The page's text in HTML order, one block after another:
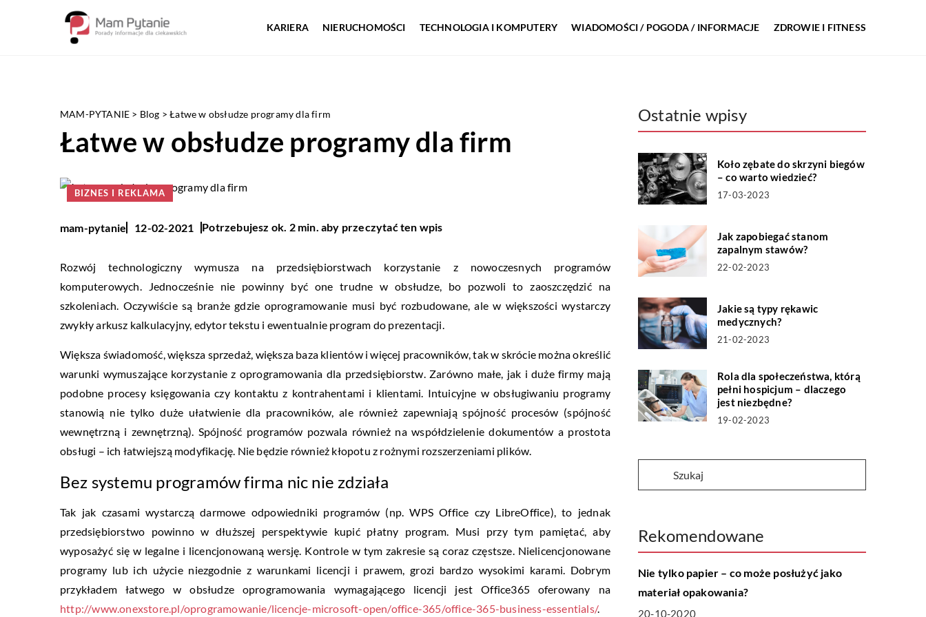
KARIERA NIERUCHOMOŚCI TECHNOLOGIA I KOMPUTERY WIADOMOŚCI / POGODA / INFORMACJE ZDROWIE I FITNESS
MAM-PYTANIE > Blog >Łatwe w obsłudze programy dla firm
Łatwe w obsłudze programy dla firm
BIZNES I REKLAMA
mam-pytanie 12-02-2021 Potrzebujesz ok. 2 min. aby przeczytać ten wpis
Rozwój technologiczny wymusza na przedsiębiorstwach korzystanie z nowoczesnych programów
komputerowych. Jednocześnie nie powinny być one trudne w obsłudze, bo pozwoli to zaoszczędzić na
szkoleniach. Oczywiście są branże gdzie oprogramowanie musi być rozbudowane, ale w większości wystarczy
zwykły arkusz kalkulacyjny, edytor tekstu i ewentualnie program do prezentacji.
Większa świadomość, większa sprzedaż, większa baza klientów i więcej pracowników, tak w skrócie można określić
warunki wymuszające korzystanie z oprogramowania dla przedsiębiorstw. Zarówno małe, jak i duże firmy mają
podobne procesy księgowania czy kontaktu z kontrahentami i klientami. Intuicyjne w obsługiwaniu programy
stanowią nie tylko duże ułatwienie dla pracowników, ale również zapewniają spójność procesów (spójność
wewnętrzną i zewnętrzną). Spójność programów pozwala również na współdzielenie dokumentów a prostota
obsługi – ich łatwiejszą modyfikację. Nie będzie również kłopotu z rożnymi rozszerzeniami plików.
Bez systemu programów firma nic nie zdziała
Tak jak czasami wystarczą darmowe odpowiedniki programów (np. WPS Office czy LibreOffice), to jednak
przedsiębiorstwo powinno w dłuższej perspektywie kupić płatny program. Musi przy tym pamiętać, aby
wyposażyć się w legalne i licencjonowaną wersję. Kontrole w tym zakresie są coraz częstsze. Nielicencjonowane
programy lub ich użycie niezgodnie z warunkami licencji i prawem, grozi bardzo wysokimi karami. Dobrym
przykładem łatwego w obsłudze oprogramowania wymagającego licencji jest Office365 oferowany na
http://www.onexstore.pl/oprogramowanie/licencje-microsoft-open/office-365/office-365-business-essentials/.
Ostatnie wpisy
Koło zębate do skrzyni biegów
– co warto wiedzieć?
17-03-2023
Jak zapobiegać stanom
zapalnym stawów?
22-02-2023
Jakie są typy rękawic
medycznych?
21-02-2023
Rola dla społeczeństwa, którą
pełni hospicjum – dlaczego
jest niezbędne?
19-02-2023
Rekomendowane
LIFE & STYLE
Nie tylko papier – co może posłużyć jako
materiał opakowania?
20-10-2020